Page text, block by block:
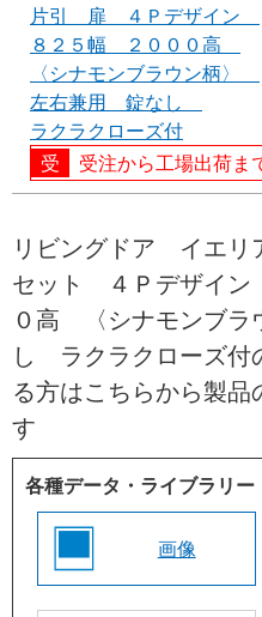
片引 扉 ４Ｐデザイン
８２５幅 ２０００高
〈シナモンブラウン柄〉
左右兼用 錠なし
ラクラクローズ付
受注から工場出荷ま
リビングドア イエ
セット ４Ｐデザイ
０高 〈シナモンブ
し ラクラクローズ付
る方はこちらから製品
す
各種データ・ライブラリー
画像